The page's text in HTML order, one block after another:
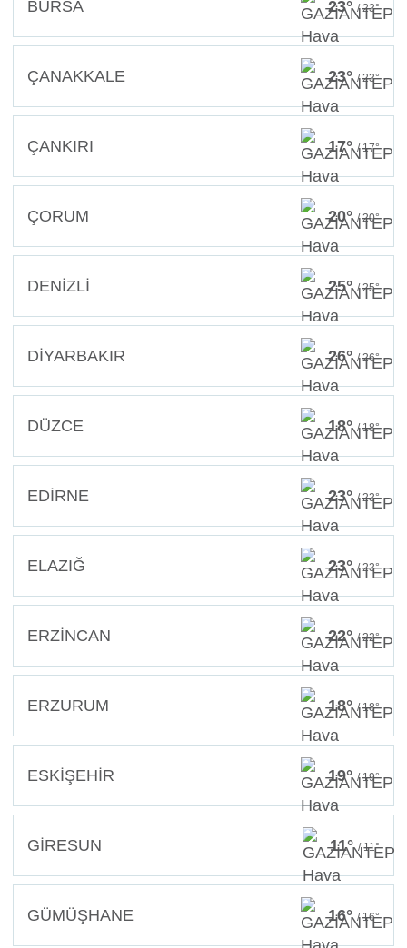
BURSA 23° / 23°
ÇANAKKALE 23° / 23°
ÇANKIRI 17° / 17°
ÇORUM 20° / 20°
DENİZLİ 25° / 25°
DİYARBAKIR 26° / 26°
DÜZCE 18° / 18°
EDİRNE 23° / 23°
ELAZIĞ 23° / 23°
ERZİNCAN 22° / 22°
ERZURUM 18° / 18°
ESKİŞEHİR 19° / 19°
GİRESUN 11°/ 11°
GÜMÜŞHANE 16° / 16°